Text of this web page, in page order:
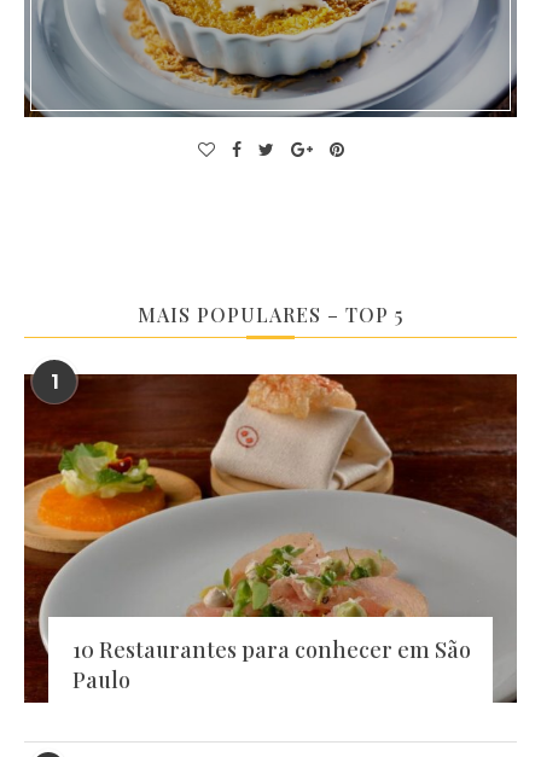
MAIS POPULARES – TOP 5
1
10 Restaurantes para conhecer em São
Paulo